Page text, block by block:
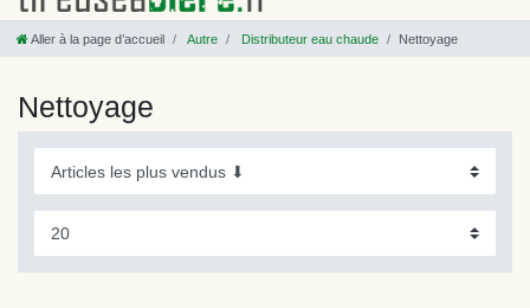
Aller à la page d’accueil Autre Distributeur eau chaude Nettoyage
Nettoyage